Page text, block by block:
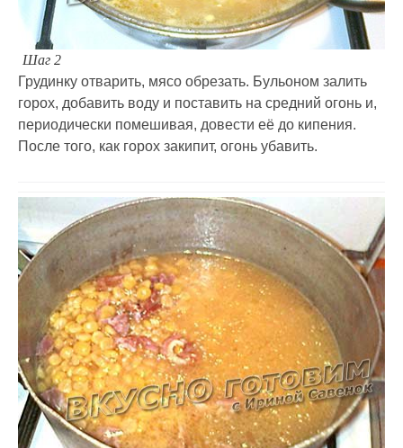
Шаг 2
Грудинку отварить, мясо обрезать. Бульоном залить
горох, добавить воду и поставить на средний огонь и,
периодически помешивая, довести её до кипения.
После того, как горох закипит, огонь убавить.